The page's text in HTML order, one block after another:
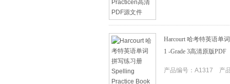
Harcourt 哈考特英语单
1 -Grade 3高清原版PDF
产品编号：A1317 产